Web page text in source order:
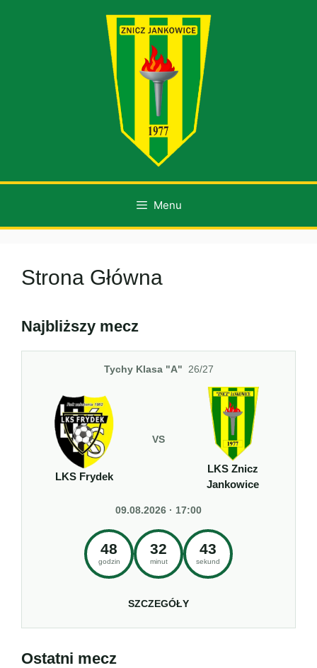
Menu
Strona Główna
Najbliższy mecz
Tychy Klasa "A" 26/27
LKS Frydek
VS
LKS Znicz
Jankowice
09.08.2026 · 17:00
48
godzin
32
minut
43
sekund
SZCZEGÓŁY
Ostatni mecz